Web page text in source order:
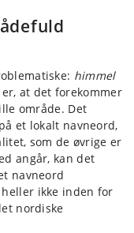
himmel
at det forekommer
område. Det
et lokalt navneord,
som de øvrige er
angår, kan det
navneord
ikke inden for
nordiske